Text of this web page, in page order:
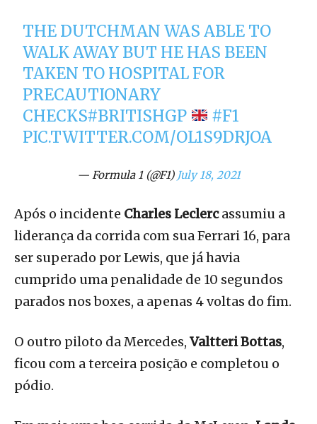
THE DUTCHMAN WAS ABLE TO
WALK AWAY BUT HE HAS BEEN
TAKEN TO HOSPITAL FOR
PRECAUTIONARY
CHECKS#BRITISHGP
#F1
PIC.TWITTER.COM/OL1S9DRJOA
— Formula 1 (@F1) July 18, 2021
Após o incidente Charles Leclercassumiu a
liderança da corrida com sua Ferrari 16, para
ser superado por Lewis, que já havia
cumprido uma penalidade de 10 segundos
parados nos boxes, a apenas 4 voltas do fim.
O outro piloto da Mercedes, Valtteri Bottas,
ficou com a terceira posição e completou o
pódio.